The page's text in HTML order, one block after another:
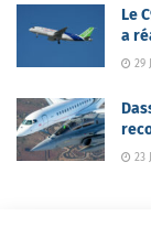
Le
a
29
23